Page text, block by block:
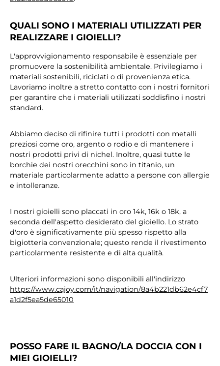
QUALI SONO I MATERIALI UTILIZZATI PER
REALIZZARE I GIOIELLI?
L'approvvigionamento responsabile è essenziale per
promuovere la sostenibilità ambientale. Privilegiamo i
materiali sostenibili, riciclati o di provenienza etica.
Lavoriamo inoltre a stretto contatto con i nostri fornitori
per garantire che i materiali utilizzati soddisfino i nostri
standard.
Abbiamo deciso di rifinire tutti i prodotti con metalli
preziosi come oro, argento o rodio e di mantenere i
nostri prodotti privi di nichel. Inoltre, quasi tutte le
borchie dei nostri orecchini sono in titanio, un
materiale particolarmente adatto a persone con allergie
e intolleranze.
I nostri gioielli sono placcati in oro 14k, 16k o 18k, a
seconda dell'aspetto desiderato del gioiello. Lo strato
d'oro è significativamente più spesso rispetto alla
bigiotteria convenzionale; questo rende il rivestimento
particolarmente resistente e di alta qualità.
Ulteriori informazioni sono disponibili all'indirizzo
https://www.cajoy.com/it/navigation/8a4b221db62e4cf7
a1d2f5ea5de65010
POSSO FARE IL BAGNO/LA DOCCIA CON I
MIEI GIOIELLI?